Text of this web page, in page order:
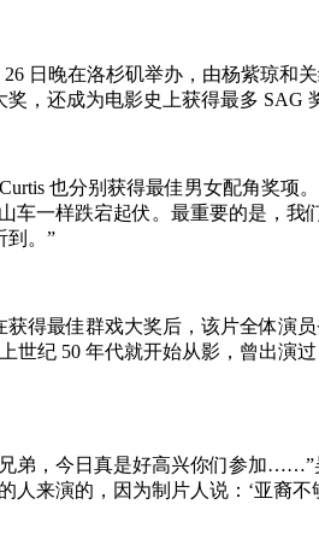
日晚在洛杉矶举办，由杨紫琼和
，还成为电影史上获得最多 SAG
也分别获得最佳男女配角奖项
车一样跌宕起伏。最重要的是，
到。”
得最佳群戏大奖后，该片全体演
世纪 50 年代就开始从影，曾出
弟，今日真是好高兴你们参加
来演的，因为制片人说：‘亚裔